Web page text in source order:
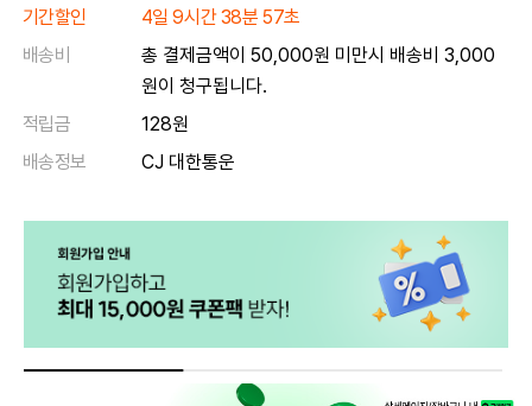
기간할인
4일 9시간 38분 57초
배송비
총 결제금액이 50,000원 미만시 배송비 3,000
원이 청구됩니다.
적립금
128원
배송정보
CJ 대한통운